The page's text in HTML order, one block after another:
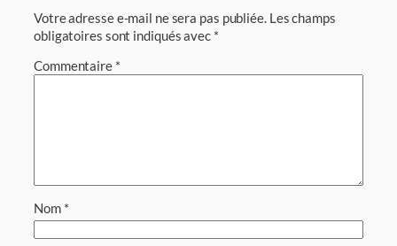
Votre adresse e-mail ne sera pas publiée. Les champs
obligatoires sont indiqués avec *
Commentaire *
Nom *